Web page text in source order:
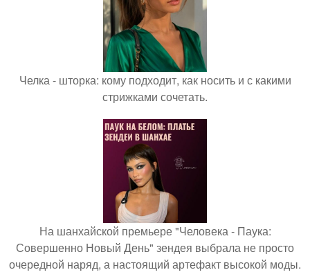
Челка - шторка: кому подходит, как носить и с какими
стрижками сочетать.
На шанхайской премьере "Человека - Паука:
Совершенно Новый День" зендея выбрала не просто
очередной наряд, а настоящий артефакт высокой моды.